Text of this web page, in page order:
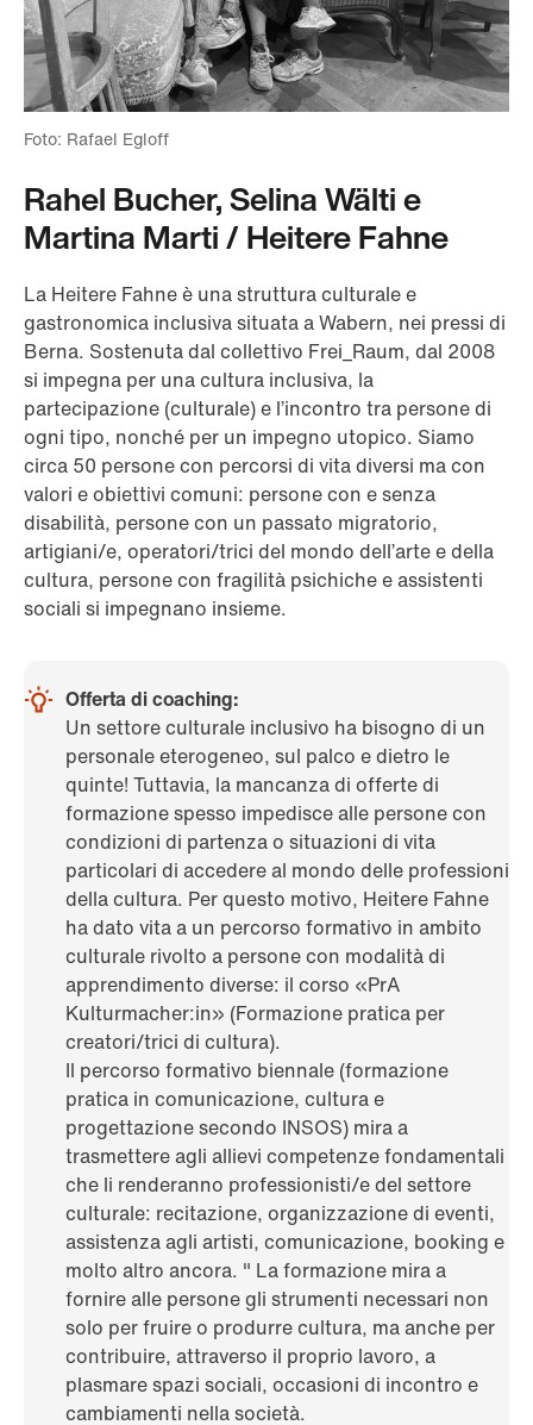
Foto: Rafael Egloff
Rahel Bucher, Selina Wälti e
Martina Marti / Heitere Fahne
La Heitere Fahne è una struttura culturale e
gastronomica inclusiva situata a Wabern, nei pressi di
Berna. Sostenuta dal collettivo Frei_Raum, dal 2008
si impegna per una cultura inclusiva, la
partecipazione (culturale) e l’incontro tra persone di
ogni tipo, nonché per un impegno utopico. Siamo
circa 50 persone con percorsi di vita diversi ma con
valori e obiettivi comuni: persone con e senza
disabilità, persone con un passato migratorio,
artigiani/e, operatori/trici del mondo dell’arte e della
cultura, persone con fragilità psichiche e assistenti
sociali si impegnano insieme.
Offerta di coaching:
Un settore culturale inclusivo ha bisogno di un
personale eterogeneo, sul palco e dietro le
quinte! Tuttavia, la mancanza di offerte di
formazione spesso impedisce alle persone con
condizioni di partenza o situazioni di vita
particolari di accedere al mondo delle professioni
della cultura. Per questo motivo, Heitere Fahne
ha dato vita a un percorso formativo in ambito
culturale rivolto a persone con modalità di
apprendimento diverse: il corso «PrA
Kulturmacher:in» (Formazione pratica per
creatori/trici di cultura).
Il percorso formativo biennale (formazione
pratica in comunicazione, cultura e
progettazione secondo INSOS) mira a
trasmettere agli allievi competenze fondamentali
che li renderanno professionisti/e del settore
culturale: recitazione, organizzazione di eventi,
assistenza agli artisti, comunicazione, booking e
molto altro ancora. " La formazione mira a
fornire alle persone gli strumenti necessari non
solo per fruire o produrre cultura, ma anche per
contribuire, attraverso il proprio lavoro, a
plasmare spazi sociali, occasioni di incontro e
cambiamenti nella società.